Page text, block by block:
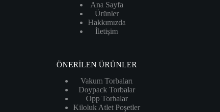
Ana Sayfa
Ürünler
Hakkımızda
İletişim
ÖNERİLEN ÜRÜNLER
Vakum Torbaları
Doypack Torbalar
Opp Torbalar
Kiloluk Atlet Poşetler